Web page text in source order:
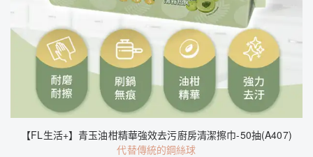
【FL生活+】青玉油柑精華強效去污廚房清潔擦巾-50抽(A407)
代替傳統的鋼絲球